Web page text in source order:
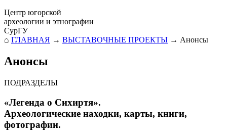
Центр югорской
археологии и этнографии
СурГУ
⌂ ГЛАВНАЯ → ВЫСТАВОЧНЫЕ ПРОЕКТЫ → Анонсы
Анонсы
ПОДРАЗДЕЛЫ
«Легенда о Сихиртя».
Археологические находки, карты, книги,
фотографии.